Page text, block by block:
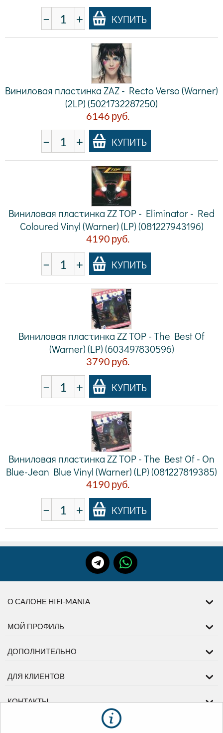
− + КУПИТЬ
Виниловая пластинка ZAZ - Recto Verso (Warner)
(2LP) (5021732287250)
6146 руб.
− + КУПИТЬ
Виниловая пластинка ZZ TOP - Eliminator - Red
Coloured Vinyl (Warner) (LP) (081227943196)
4190 руб.
− + КУПИТЬ
Виниловая пластинка ZZ TOP - The Best Of
(Warner) (LP) (603497830596)
3790 руб.
− + КУПИТЬ
Виниловая пластинка ZZ TOP - The Best Of - On
Blue-Jean Blue Vinyl (Warner) (LP) (081227819385)
4190 руб.
− + КУПИТЬ
О САЛОНЕ HIFI-MANIA
МОЙ ПРОФИЛЬ
ДОПОЛНИТЕЛЬНО
ДЛЯ КЛИЕНТОВ
КОНТАКТЫ